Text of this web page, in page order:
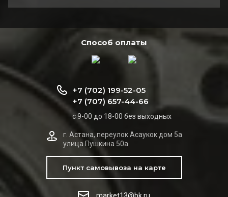
Способ оплаты
+7 (702) 199-52-05
+7 (707) 657-44-66
с 9-00 до 18-00 без выходных
г. Астана, переулок Асаукок дом 5а
улица Пушкина 50а
Пункт самовывоза на карте
market13@bk.ru